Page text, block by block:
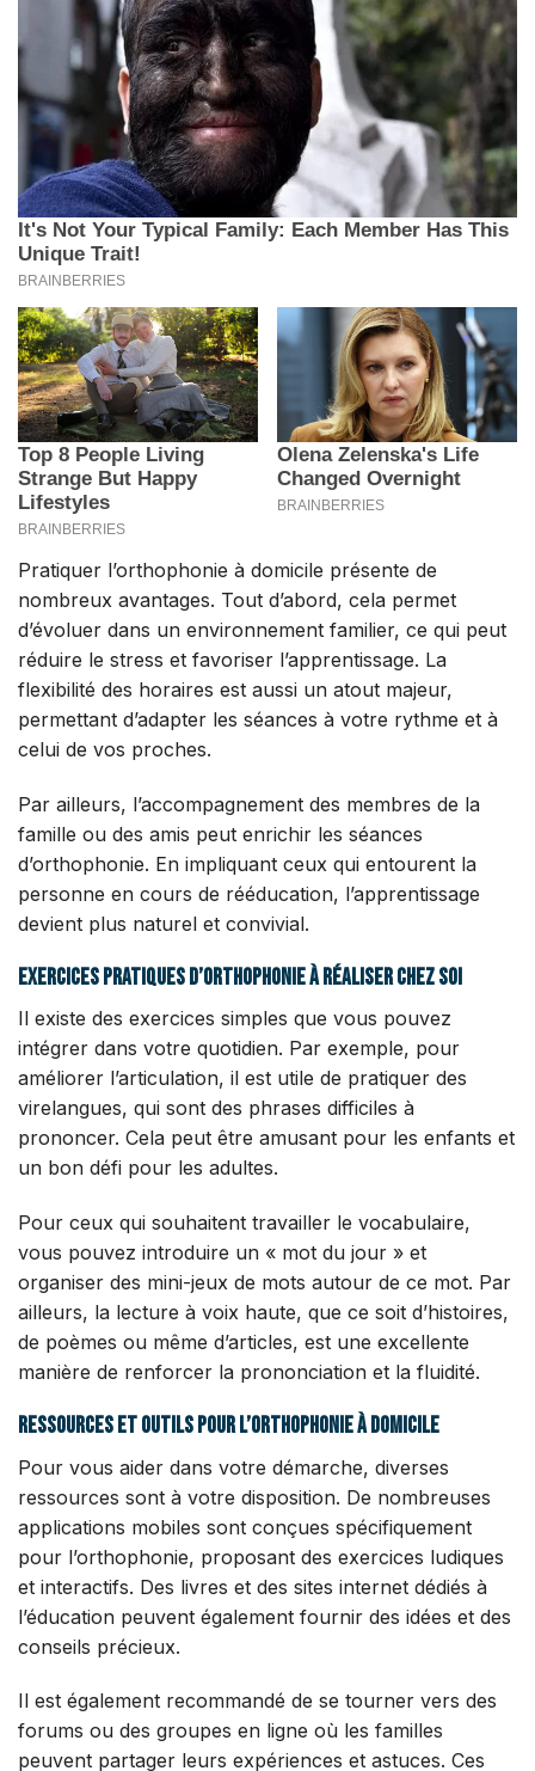
Pratiquer l’orthophonie à domicile présente de
nombreux avantages. Tout d’abord, cela permet
d’évoluer dans un environnement familier, ce qui peut
réduire le stress et favoriser l’apprentissage. La
flexibilité des horaires est aussi un atout majeur,
permettant d’adapter les séances à votre rythme et à
celui de vos proches.
Par ailleurs, l’accompagnement des membres de la
famille ou des amis peut enrichir les séances
d’orthophonie. En impliquant ceux qui entourent la
personne en cours de rééducation, l’apprentissage
devient plus naturel et convivial.
Exercices pratiques d’orthophonie à réaliser chez soi
Il existe des exercices simples que vous pouvez
intégrer dans votre quotidien. Par exemple, pour
améliorer l’articulation, il est utile de pratiquer des
virelangues, qui sont des phrases difficiles à
prononcer. Cela peut être amusant pour les enfants et
un bon défi pour les adultes.
Pour ceux qui souhaitent travailler le vocabulaire,
vous pouvez introduire un « mot du jour » et
organiser des mini-jeux de mots autour de ce mot. Par
ailleurs, la lecture à voix haute, que ce soit d’histoires,
de poèmes ou même d’articles, est une excellente
manière de renforcer la prononciation et la fluidité.
Ressources et outils pour l’orthophonie à domicile
Pour vous aider dans votre démarche, diverses
ressources sont à votre disposition. De nombreuses
applications mobiles sont conçues spécifiquement
pour l’orthophonie, proposant des exercices ludiques
et interactifs. Des livres et des sites internet dédiés à
l’éducation peuvent également fournir des idées et des
conseils précieux.
Il est également recommandé de se tourner vers des
forums ou des groupes en ligne où les familles
peuvent partager leurs expériences et astuces. Ces